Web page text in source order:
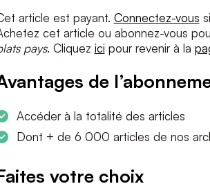
article est payant. Connectez-vous
cet article ou abonnez-vous
pays. Cliquez ici pour revenir à la
de
Accéder à la totalité des articles
Dont + de 6 000 articles de nos
votre choix